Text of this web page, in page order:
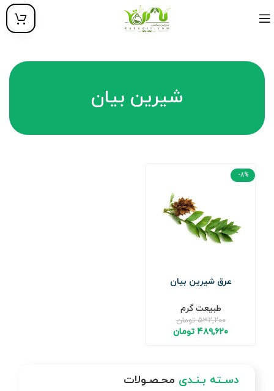
شیرین بیان
دسـته بـنـدی محـصـولات
-8%
عرق شیرین بیان
طبیعت گرم
۵۳۲,۲۰۰ تومان
۴۸۹,۶۲۰ تومان